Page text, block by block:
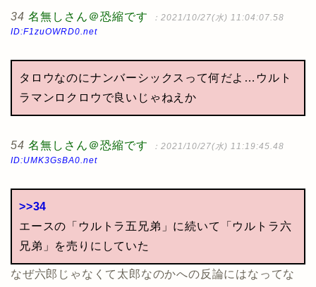
34 名無しさん＠恐縮です
：2021/10/27(水) 11:04:07.58
ID:F1zuOWRD0.net
タロウなのにナンバーシックスって何だよ…ウルト
ラマンロクロウで良いじゃねえか
54 名無しさん＠恐縮です
：2021/10/27(水) 11:19:45.48
ID:UMK3GsBA0.net
>>34
エースの「ウルトラ五兄弟」に続いて「ウルトラ六
兄弟」を売りにしていた
なぜ六郎じゃなくて太郎なのかへの反論にはなってな